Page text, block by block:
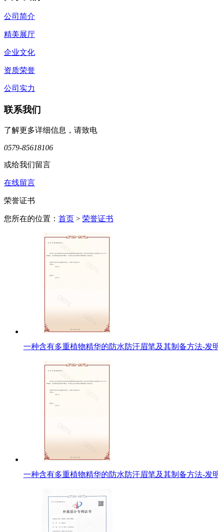
公司简介
精美展厅
企业文化
资质荣誉
公司实力
联系我们
了解更多详细信息，请致电
0579-85618106
或给我们留言
在线留言
荣誉证书
您所在的位置： 首页 > 荣誉证书
一种含有多重植物精华的防水防汗眉笔及其制备方法-发
一种含有多重植物精华的防水防汗眉笔及其制备方法-发